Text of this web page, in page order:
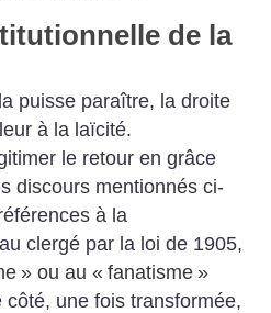
de la
puisse paraître, la droite
à la laïcité.
le retour en grâce
discours mentionnés ci-
à la
clergé par la loi de 1905,
» ou au « fanatisme »
côté, une fois transformée,